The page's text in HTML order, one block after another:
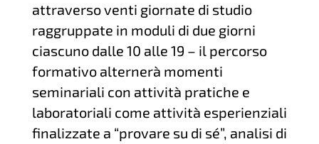
attraverso venti giornate di studio
raggruppate in moduli di due giorni
ciascuno dalle 10 alle 19 – il percorso
formativo alternerà momenti
seminariali con attività pratiche e
laboratoriali come attività esperienziali
finalizzate a “provare su di sé”, analisi di